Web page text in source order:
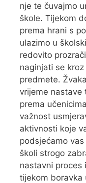
nje te čuvajmo
škole. Tijekom
prema hrani s
ulazimo u
redovito
naginjati se
predmete.
vrijeme nastave
prema
važnost
aktivnosti koje
podsjećamo
školi strogo
nastavni proces
tijekom boravka